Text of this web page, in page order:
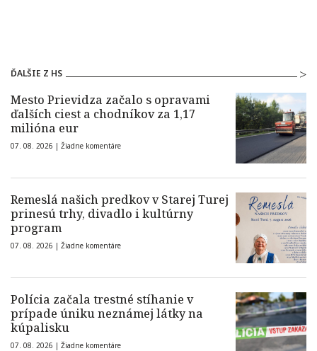
ĎALŠIE Z HS
Mesto Prievidza začalo s opravami
ďalších ciest a chodníkov za 1,17
milióna eur
07. 08. 2026 | Žiadne komentáre
Remeslá našich predkov v Starej Turej
prinesú trhy, divadlo i kultúrny
program
07. 08. 2026 | Žiadne komentáre
Polícia začala trestné stíhanie v
prípade úniku neznámej látky na
kúpalisku
07. 08. 2026 | Žiadne komentáre